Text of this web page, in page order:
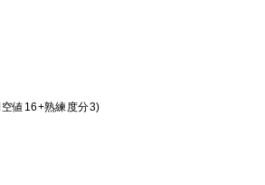
値16+熟練度分3)